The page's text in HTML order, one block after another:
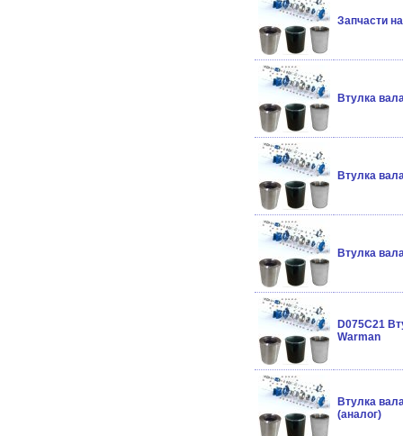
Запчасти
Втулка
Втулка
Втулка
D075C21
Warman
Втулка
(аналог)